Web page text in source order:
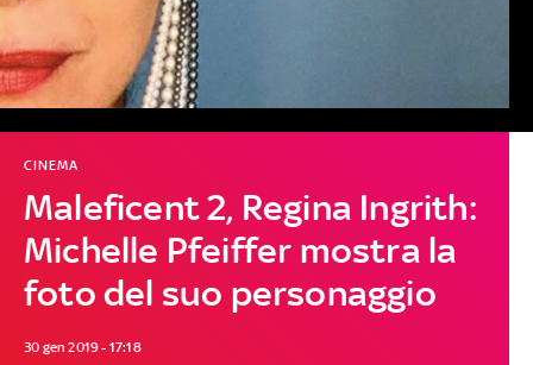
Maleficent 2, Regina Ingrith:
Michelle Pfeiffer mostra la
foto del suo personaggio
CINEMA
30 gen 2019 - 17:18